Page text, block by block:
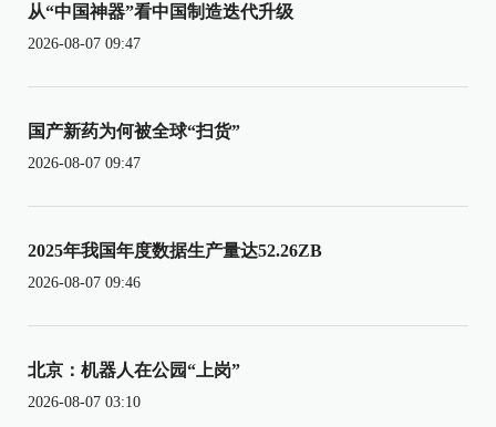
从“中国神器”看中国制造迭代升级
2026-08-07 09:47
国产新药为何被全球“扫货”
2026-08-07 09:47
2025年我国年度数据生产量达52.26ZB
2026-08-07 09:46
北京：机器人在公园“上岗”
2026-08-07 03:10